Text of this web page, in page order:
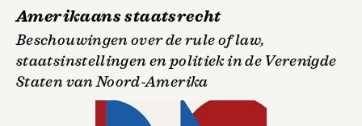
Amerikaans staatsrecht
Beschouwingen over de rule of law,
staatsinstellingen en politiek in de Verenigde
Staten van Noord-Amerika